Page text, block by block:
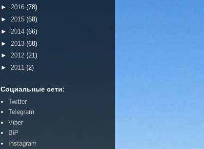
► 2016 (78)
► 2015 (68)
► 2014 (66)
► 2013 (68)
► 2012 (21)
► 2011 (2)
Социальные сети:
Twitter
Telegram
Viber
BiP
Instagram